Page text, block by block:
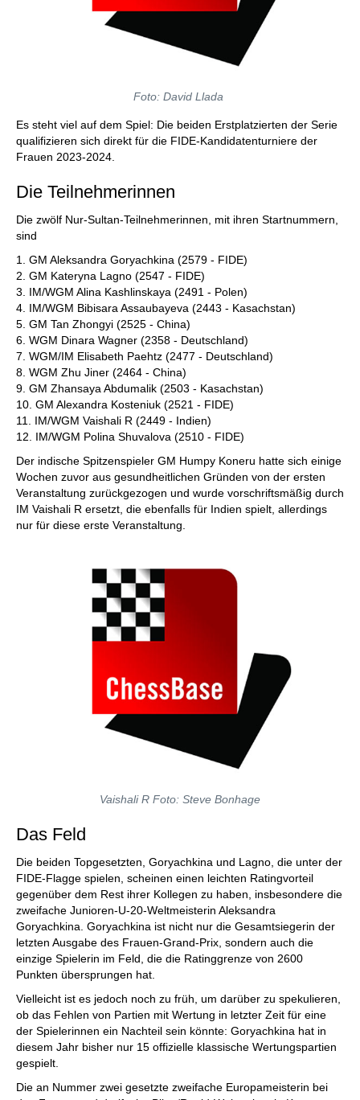
Foto: David Llada
Es steht viel auf dem Spiel: Die beiden Erstplatzierten der Serie
qualifizieren sich direkt für die FIDE-Kandidatenturniere der
Frauen 2023-2024.
Die Teilnehmerinnen
Die zwölf Nur-Sultan-Teilnehmerinnen, mit ihren Startnummern,
sind
1. GM Aleksandra Goryachkina (2579 - FIDE)
2. GM Kateryna Lagno (2547 - FIDE)
3. IM/WGM Alina Kashlinskaya (2491 - Polen)
4. IM/WGM Bibisara Assaubayeva (2443 - Kasachstan)
5. GM Tan Zhongyi (2525 - China)
6. WGM Dinara Wagner (2358 - Deutschland)
7. WGM/IM Elisabeth Paehtz (2477 - Deutschland)
8. WGM Zhu Jiner (2464 - China)
9. GM Zhansaya Abdumalik (2503 - Kasachstan)
10. GM Alexandra Kosteniuk (2521 - FIDE)
11. IM/WGM Vaishali R (2449 - Indien)
12. IM/WGM Polina Shuvalova (2510 - FIDE)
Der indische Spitzenspieler GM Humpy Koneru hatte sich einige
Wochen zuvor aus gesundheitlichen Gründen von der ersten
Veranstaltung zurückgezogen und wurde vorschriftsmäßig durch
IM Vaishali R ersetzt, die ebenfalls für Indien spielt, allerdings
nur für diese erste Veranstaltung.
Vaishali R Foto: Steve Bonhage
Das Feld
Die beiden Topgesetzten, Goryachkina und Lagno, die unter der
FIDE-Flagge spielen, scheinen einen leichten Ratingvorteil
gegenüber dem Rest ihrer Kollegen zu haben, insbesondere die
zweifache Junioren-U-20-Weltmeisterin Aleksandra
Goryachkina. Goryachkina ist nicht nur die Gesamtsiegerin der
letzten Ausgabe des Frauen-Grand-Prix, sondern auch die
einzige Spielerin im Feld, die die Ratinggrenze von 2600
Punkten übersprungen hat.
Vielleicht ist es jedoch noch zu früh, um darüber zu spekulieren,
ob das Fehlen von Partien mit Wertung in letzter Zeit für eine
der Spielerinnen ein Nachteil sein könnte: Goryachkina hat in
diesem Jahr bisher nur 15 offizielle klassische Wertungspartien
gespielt.
Die an Nummer zwei gesetzte zweifache Europameisterin bei